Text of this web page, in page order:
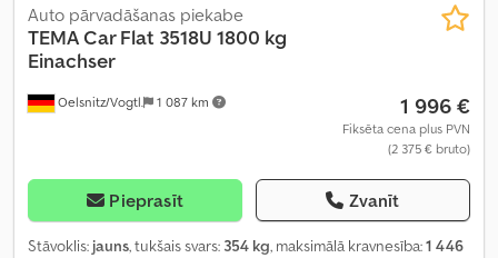
Oelsnitz/Vogtl. 1 087 km
Auto pārvadāšanas piekabe
TEMACar Flat 3518U 1800 kg
Einachser
1 996 €
Fiksēta cena plus PVN
(2 375 € bruto)
Pieprasīt Zvanīt
Stāvoklis: jauns, tukšais svars: 354 kg, maksimālā kravnesība:1 446